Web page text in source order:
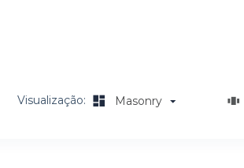
Visualização: Masonry